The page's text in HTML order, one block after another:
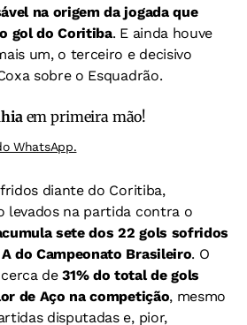
na origem da jogada que
gol do Coritiba. E ainda houve
um, o terceiro e decisivo
sobre o Esquadrão.
em primeira mão!
WhatsApp.
diante do Coritiba,
levados na partida contra o
sete dos 22 gols sofridos
do Campeonato Brasileiro. O
de31% do total de gols
de Aço na competição, mesmo
disputadas e, pior,